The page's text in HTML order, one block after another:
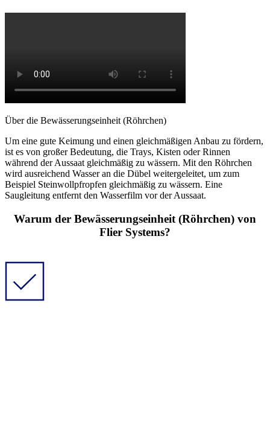
Über die Bewässerungseinheit (Röhrchen)
Um eine gute Keimung und einen gleichmäßigen Anbau zu fördern,
ist es von großer Bedeutung, die Trays, Kisten oder Rinnen
während der Aussaat gleichmäßig zu wässern. Mit den Röhrchen
wird ausreichend Wasser an die Dübel weitergeleitet, um zum
Beispiel Steinwollpfropfen gleichmäßig zu wässern. Eine
Saugleitung entfernt den Wasserfilm vor der Aussaat.
Warum der Bewässerungseinheit (Röhrchen) von
Flier Systems?